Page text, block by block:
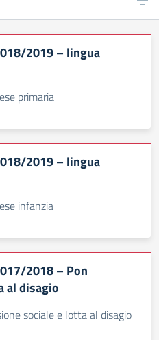
2019 – lingua
primaria
2019 – lingua
infanzia
2018 – Pon
al disagio
sociale e lotta al disagio